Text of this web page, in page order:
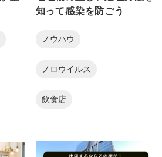
知って感染を防ごう
ノウハウ
ノロウイルス
飲食店